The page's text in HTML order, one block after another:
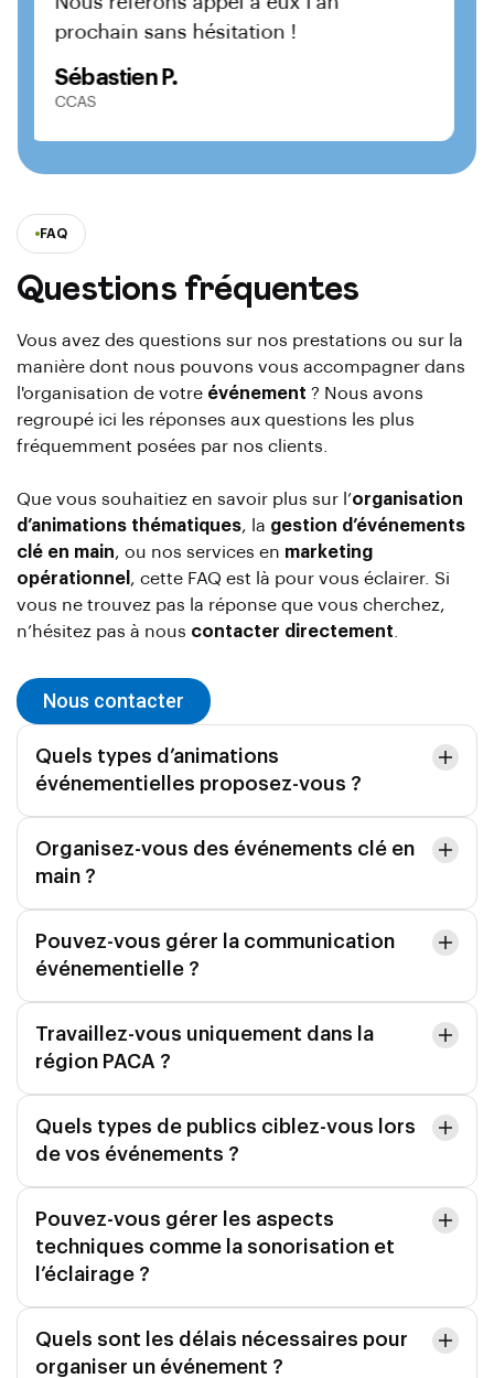
prochain sans hésitation !
Sébastien P.
CCAS
FAQ
Questions fréquentes
Vous avez des questions sur nos prestations ou sur la
manière dont nous pouvons vous accompagner dans
l'organisation de votre événement ? Nous avons
regroupé ici les réponses aux questions les plus
fréquemment posées par nos clients.
Que vous souhaitiez en savoir plus sur l’organisation
d’animations thématiques, la gestion d’événements
clé en main, ou nos services en marketing
opérationnel , cette FAQ est là pour vous éclairer. Si
vous ne trouvez pas la réponse que vous cherchez,
n’hésitez pas à nous contacter directement
Nous contacter
Quels types d’animations
événementielles proposez-vous ?
Organisez-vous des événements clé en
main ?
Pouvez-vous gérer la communication
événementielle ?
Travaillez-vous uniquement dans la
région PACA ?
Quels types de publics ciblez-vous lors
de vos événements ?
Pouvez-vous gérer les aspects
techniques comme la sonorisation et
l’éclairage ?
Quels sont les délais nécessaires pour
organiser un événement ?